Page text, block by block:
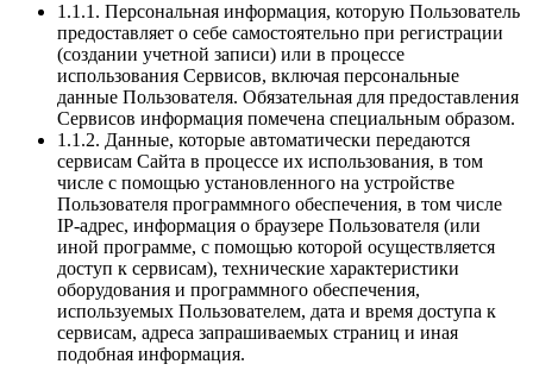
1.1.1. Персональная информация, которую Пользователь
предоставляет о себе самостоятельно при регистрации
(создании учетной записи) или в процессе
использования Сервисов, включая персональные
данные Пользователя. Обязательная для предоставления
Сервисов информация помечена специальным образом.
1.1.2. Данные, которые автоматически передаются
сервисам Сайта в процессе их использования, в том
числе с помощью установленного на устройстве
Пользователя программного обеспечения, в том числе
IP-адрес, информация о браузере Пользователя (или
иной программе, с помощью которой осуществляется
доступ к сервисам), технические характеристики
оборудования и программного обеспечения,
используемых Пользователем, дата и время доступа к
сервисам, адреса запрашиваемых страниц и иная
подобная информация.